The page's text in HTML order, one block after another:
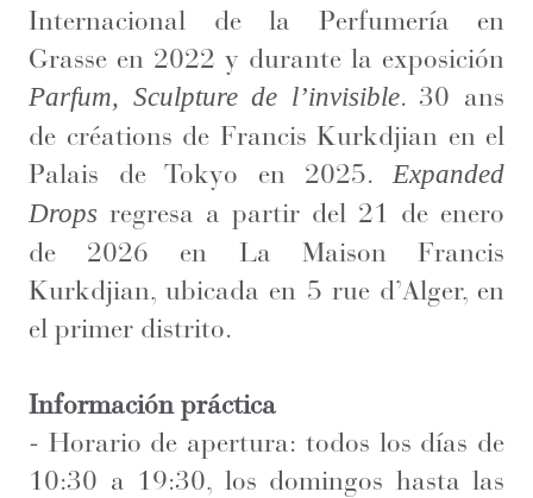
Internacional de la Perfumería en
Grasse en 2022 y durante la exposición
Parfum, Sculpture de l’invisible. 30 ans
de créations de Francis Kurkdjian en el
Palais de Tokyo en 2025. Expanded
Drops regresa a partir del 21 de enero
de 2026 en La Maison Francis
Kurkdjian, ubicada en 5 rue d’Alger, en
el primer distrito.
Información práctica
- Horario de apertura: todos los días de
10:30 a 19:30, los domingos hasta las